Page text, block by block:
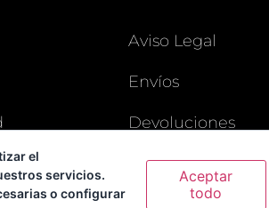
Aviso Legal
Envíos
Devoluciones
Guía de Tallas
el
servicios.
o configurar
Aceptar
todo